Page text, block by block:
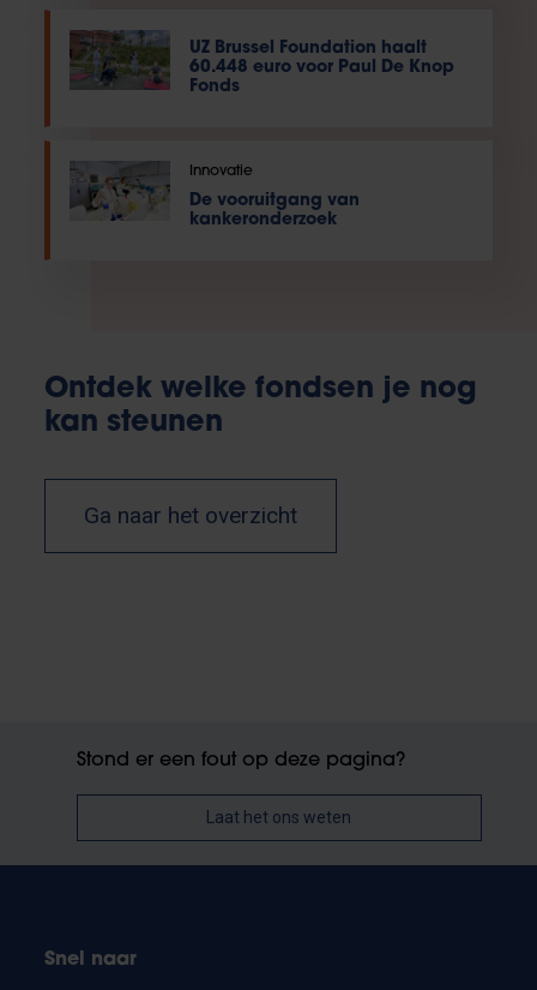
UZ Brussel Foundation haalt
60.448 euro voor Paul De Knop
Fonds
Innovatie
De vooruitgang van
kankeronderzoek
Ontdek welke fondsen je nog
kan steunen
Ga naar het overzicht
Stond er een fout op deze pagina?
Laat het ons weten
Snel naar